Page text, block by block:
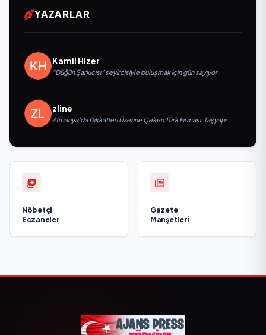
YAZARLAR
Kamil Hizer
“Düğün Şarkıcısı” seyircisiyle buluşmak için gün sayıyor
zline
Almanya’da Dikkatleri Üzerine Çeken Türk Firması: Taşyapı
Nöbetçi
Eczaneler
Gazete
Manşetleri